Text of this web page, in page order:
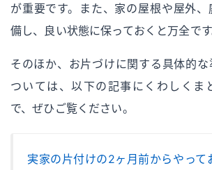
が重要です。また、家の屋根や屋外
備し、良い状態に保っておくと万全です
そのほか、お片づけに関する具体的
ついては、以下の記事にくわしくま
で、ぜひご覧ください。
実家の片付けの2ヶ月前からやって